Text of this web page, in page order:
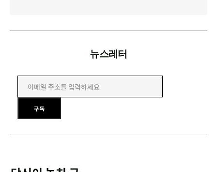
뉴스레터
이메일 주소를 입력하세요
구독